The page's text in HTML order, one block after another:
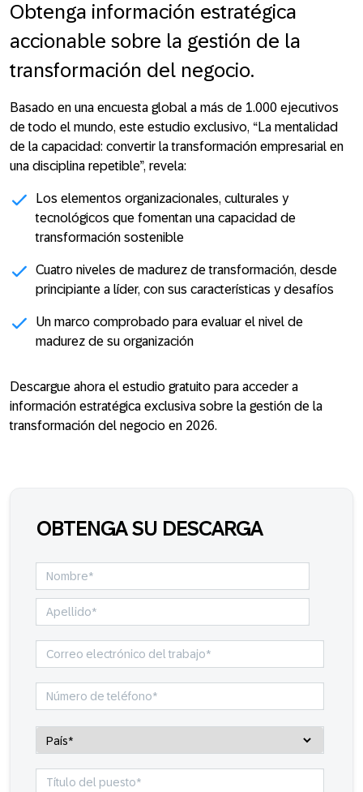
Obtenga información estratégica
accionable sobre la gestión de la
transformación del negocio.
Basado en una encuesta global a más de 1.000 ejecutivos
de todo el mundo, este estudio exclusivo, “La mentalidad
de la capacidad: convertir la transformación empresarial en
una disciplina repetible”, revela:
Los elementos organizacionales, culturales y
tecnológicos que fomentan una capacidad de
transformación sostenible
Cuatro niveles de madurez de transformación, desde
principiante a líder, con sus características y desafíos
Un marco comprobado para evaluar el nivel de
madurez de su organización
Descargue ahora el estudio gratuito para acceder a
información estratégica exclusiva sobre la gestión de la
transformación del negocio en 2026.
OBTENGA SU DESCARGA